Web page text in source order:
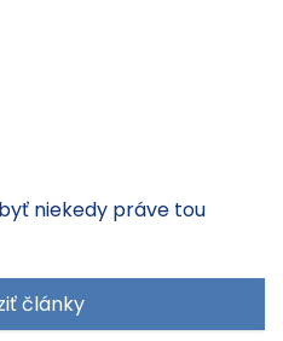
niekedy práve tou
články